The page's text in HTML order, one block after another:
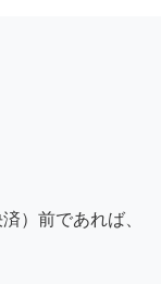
）前であれば、